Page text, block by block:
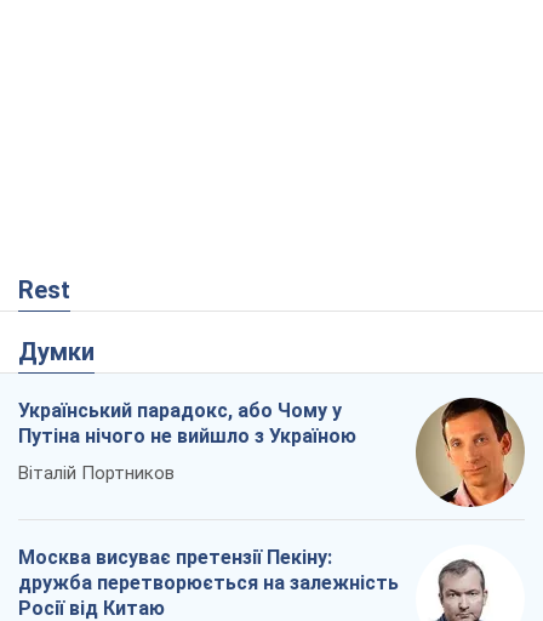
Rest
Думки
Український парадокс, або Чому у
Путіна нічого не вийшло з Україною
Віталій Портников
Москва висуває претензії Пекіну:
дружба перетворюється на залежність
Росії від Китаю